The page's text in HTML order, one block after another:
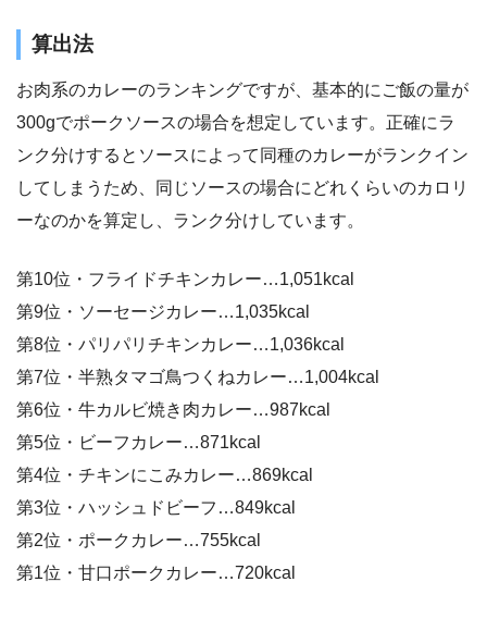
算出法
お肉系のカレーのランキングですが、基本的にご飯の量が
300gでポークソースの場合を想定しています。正確にラ
ンク分けするとソースによって同種のカレーがランクイン
してしまうため、同じソースの場合にどれくらいのカロリ
ーなのかを算定し、ランク分けしています。
第10位・フライドチキンカレー…1,051kcal
第9位・ソーセージカレー…1,035kcal
第8位・パリパリチキンカレー…1,036kcal
第7位・半熟タマゴ鳥つくねカレー…1,004kcal
第6位・牛カルビ焼き肉カレー…987kcal
第5位・ビーフカレー…871kcal
第4位・チキンにこみカレー…869kcal
第3位・ハッシュドビーフ…849kcal
第2位・ポークカレー…755kcal
第1位・甘口ポークカレー…720kcal